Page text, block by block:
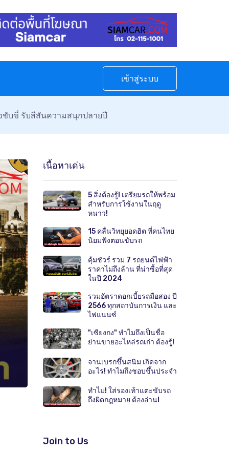
เข้าสู่ระบบ
ขับขี่ รับสีสันความสนุกปลายปี
เนื้อหาเด่น
5 สิ่งต้องรู้! เตรียมรถให้พร้อม
สำหรับการใช้งานในฤดู
หนาว!
15 คลื่นวิทยุยอดฮิต ที่คนไทย
นิยมฟังตอนขับรถ
คุ้มชัวร์ รวม 7 รถยนต์ไฟฟ้า
ราคาไม่ถึงล้าน ที่น่าซื้อที่สุด
ในปี 2024
รวมอัตราดอกเบี้ยรถมือสอง ปี
2566 ทุกสถาบันการเงิน และ
ไฟแนนซ์
"เซียงกง" ทำไมถึงเป็นชื่อ
ย่านขายอะไหล่รถเก่า ต้องรู้!
จานเบรกขึ้นสนิม เกิดจาก
อะไร! ทำไมถึงชอบขึ้นประจำ
ทำไม! ใส่รองเท้าแตะขับรถ
ถึงผิดกฎหมาย ต้องอ่าน!
Join to Us